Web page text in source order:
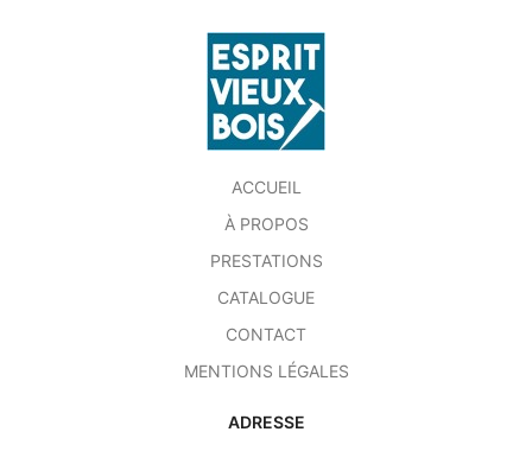
ACCUEIL
À PROPOS
PRESTATIONS
CATALOGUE
CONTACT
MENTIONS LÉGALES
ADRESSE